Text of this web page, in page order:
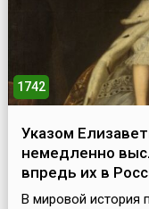
1742
Указом
немедленно
впредь их в
В мировой история